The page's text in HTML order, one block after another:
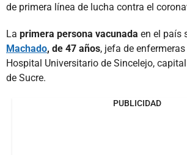
de primera línea de lucha contra el
La primera persona vacunada en el país
Machado, de 47 años, jefa de enfermeras
Hospital Universitario de Sincelejo,
de Sucre.
PUBLICIDAD